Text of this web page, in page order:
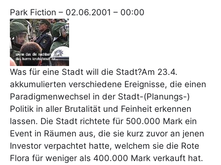
Park Fiction – 02.06.2001 – 00:00
Was für eine Stadt will die Stadt?Am 23.4.
akkumulierten verschiedene Ereignisse, die einen
Paradigmenwechsel in der Stadt-(Planungs-)
Politik in aller Brutalität und Feinheit erkennen
lassen. Die Stadt richtete für 500.000 Mark ein
Event in Räumen aus, die sie kurz zuvor an jenen
Investor verpachtet hatte, welchem sie die Rote
Flora für weniger als 400.000 Mark verkauft hat.